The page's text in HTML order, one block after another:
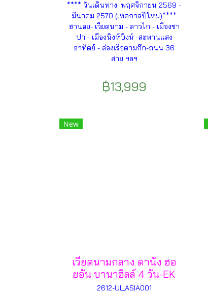
**** วันเดินทาง: พฤศจิกายน 2569 -
มีนาคม 2570 (เทศกาลปีใหม่)****
ฮานอย- เวียดนาม - ลาวไก - เมืองซา
ปา - เมืองนิงห์บิงห์ -สะพานแสง
อาทิตย์ - ล่องเรือตามก๊ก-ถนน 36
สาย ฯลฯ
฿13,999
New
เวียดนามกลาง ดานัง ฮอ
ยอัน บานาฮิลล์ 4 วัน-EK
2612-UI_ASIA001